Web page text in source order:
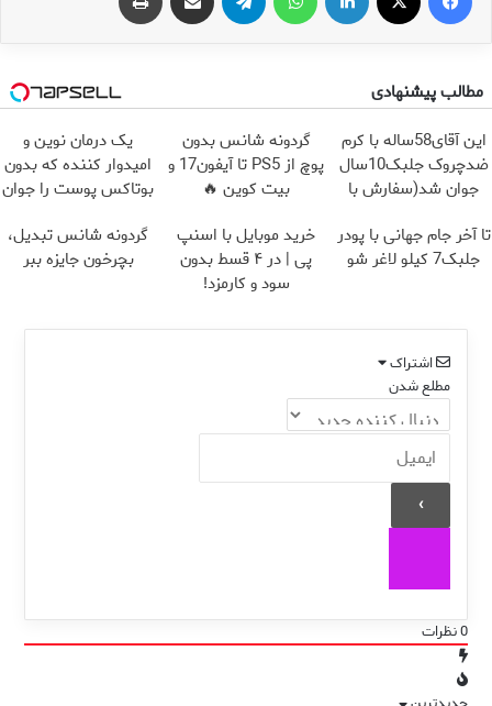
مطالب پیشنهادی
این آقای58ساله با کرم
ضدچروک جلبک10سال
جوان شد(سفارش با
گردونه شانس بدون
پوچ از PS5 تا آیفون17 و
بیت کوین 🔥
یک درمان نوین و
امیدوار کننده که بدون
بوتاکس پوست را جوان
تا آخر جام جهانی با پودر
جلبک7 کیلو لاغر شو
خرید موبایل با اسنپ
پی | در ۴ قسط بدون
سود و کارمزد!
گردونه شانس تبدیل،
بچرخون جایزه ببر
اشتراک
مطلع شدن
0نظرات